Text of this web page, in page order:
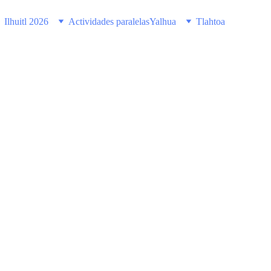
Ilhuitl 2026 Actividades paralelasYalhua Tlahtoa